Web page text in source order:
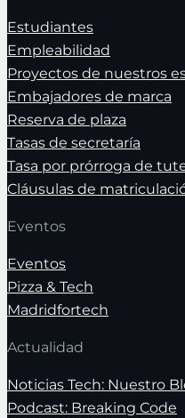
Estudiantes
Empleabilidad
Proyectos de nuestros
Embajadores de marca
Reserva de plaza
Tasas de secretaría
Tasa por prórroga de
Cláusulas de
Eventos
Eventos
Pizza & Tech
Madridfortech
Actualidad
Noticias Tech: Nuestro
Podcast: Breaking Code